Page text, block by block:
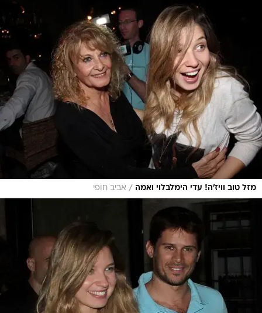
מזל טוב וויז'ה! עדי הימלבלוי ואמה / אביב חופי